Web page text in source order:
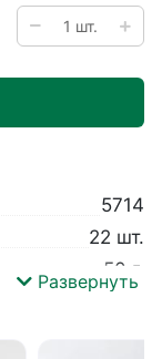
5714
22 шт.
50 г.
Развернуть